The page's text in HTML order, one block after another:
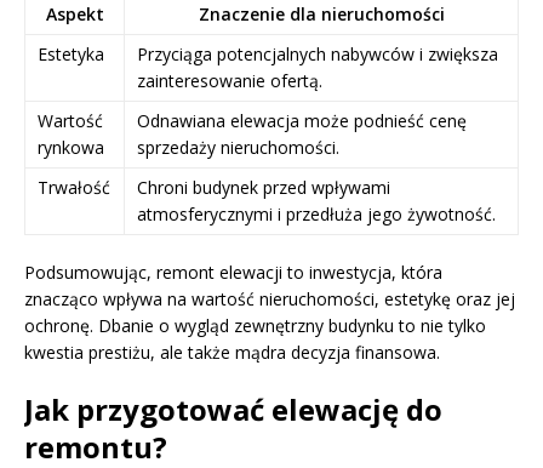
Aspekt
Znaczenie dla nieruchomości
Estetyka
Przyciąga potencjalnych nabywców i zwiększa
zainteresowanie ofertą.
Wartość
rynkowa
Odnawiana elewacja może podnieść cenę
sprzedaży nieruchomości.
Trwałość
Chroni budynek przed wpływami
atmosferycznymi i przedłuża jego żywotność.
Podsumowując, remont elewacji to inwestycja, która
znacząco wpływa na wartość nieruchomości, estetykę oraz jej
ochronę. Dbanie o wygląd zewnętrzny budynku to nie tylko
kwestia prestiżu, ale także mądra decyzja finansowa.
Jak przygotować elewację do
remontu?